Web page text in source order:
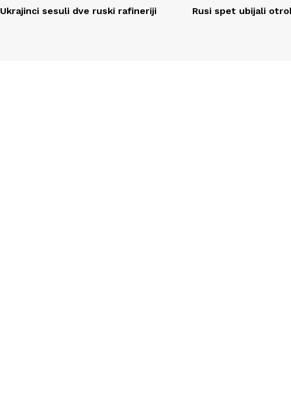
Ukrajinci sesuli dve ruski rafineriji Rusi spet ubijali